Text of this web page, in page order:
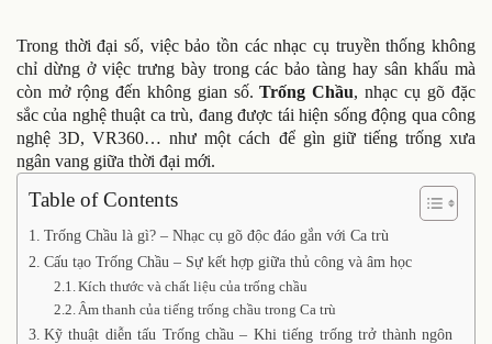
Trong thời đại số, việc bảo tồn các nhạc cụ truyền thống không
chỉ dừng ở việc trưng bày trong các bảo tàng hay sân khấu mà
còn mở rộng đến không gian số.Trống Chầu, nhạc cụ gõ đặc
sắc của nghệ thuật ca trù, đang được tái hiện sống động qua công
nghệ 3D, VR360… như một cách để gìn giữ tiếng trống xưa
ngân vang giữa thời đại mới.
Table of Contents
Trống Chầu là gì? – Nhạc cụ gõ độc đáo gắn với Ca trù
Cấu tạo Trống Chầu – Sự kết hợp giữa thủ công và âm học
Kích thước và chất liệu của trống chầu
Âm thanh của tiếng trống chầu trong Ca trù
Kỹ thuật diễn tấu Trống chầu – Khi tiếng trống trở thành ngôn